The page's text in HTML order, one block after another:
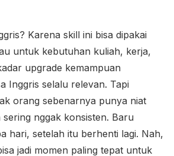
Karena skill ini bisa dipakai
untuk kebutuhan kuliah, kerja,
upgrade kemampuan
Inggris selalu relevan. Tapi
orang sebenarnya punya niat
sering nggak konsisten. Baru
hari, setelah itu berhenti lagi. Nah,
jadi momen paling tepat untuk